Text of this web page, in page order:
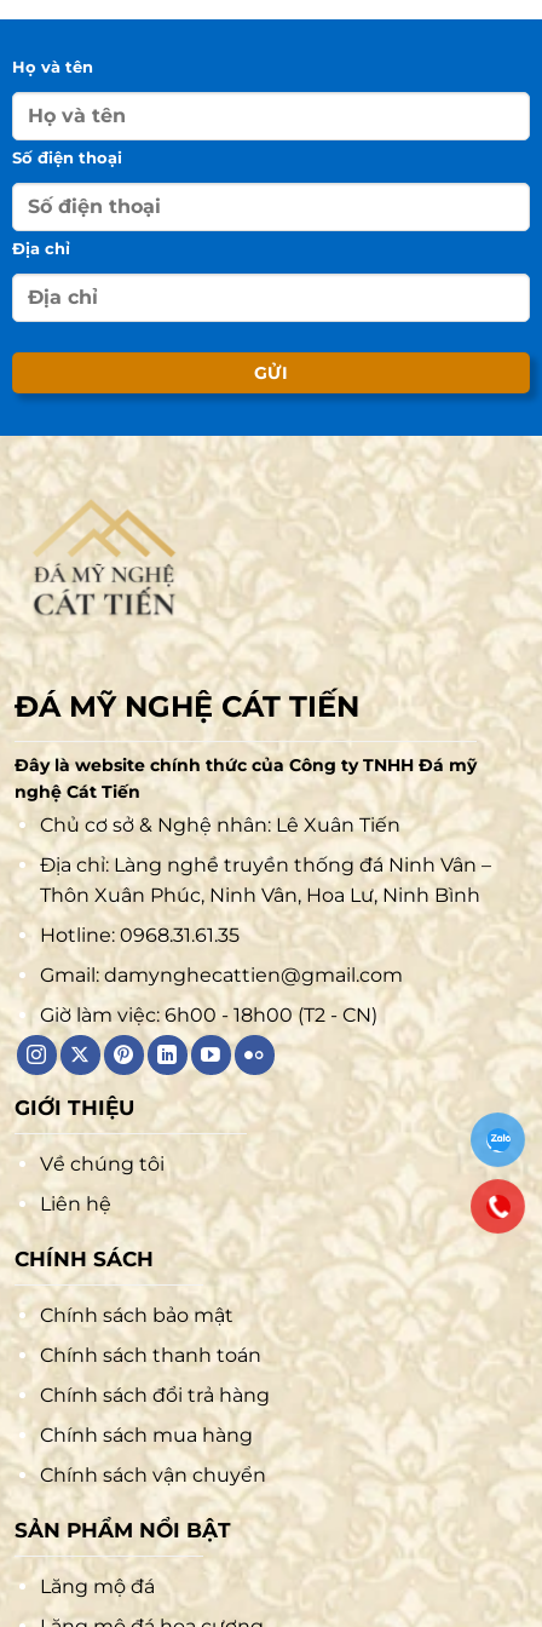
Họ và tên
Số điện thoại
Địa chỉ
ĐÁ MỸ NGHỆ CÁT TIẾN
Đây là website chính thức của Công ty TNHH Đá mỹ
nghệ Cát Tiến
Chủ cơ sở & Nghệ nhân: Lê Xuân Tiến
Địa chỉ: Làng nghề truyền thống đá Ninh Vân –
Thôn Xuân Phúc, Ninh Vân, Hoa Lư, Ninh Bình
Hotline: 0968.31.61.35
Gmail: damynghecattien@gmail.com
Giờ làm việc: 6h00 - 18h00 (T2 - CN)
GIỚI THIỆU
Về chúng tôi
Liên hệ
CHÍNH SÁCH
Chính sách bảo mật
Chính sách thanh toán
Chính sách đổi trả hàng
Chính sách mua hàng
Chính sách vận chuyển
SẢN PHẨM NỔI BẬT
Lăng mộ đá